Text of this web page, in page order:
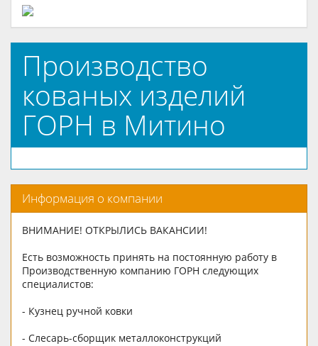
Производство
кованых изделий
ГОРН в Митино
Информация о компании
ВНИМАНИЕ! ОТКРЫЛИСЬ ВАКАНСИИ!
Есть возможность принять на постоянную работу в
Производственную компанию ГОРН следующих
специалистов:
- Кузнец ручной ковки
- Слесарь-сборщик металлоконструкций